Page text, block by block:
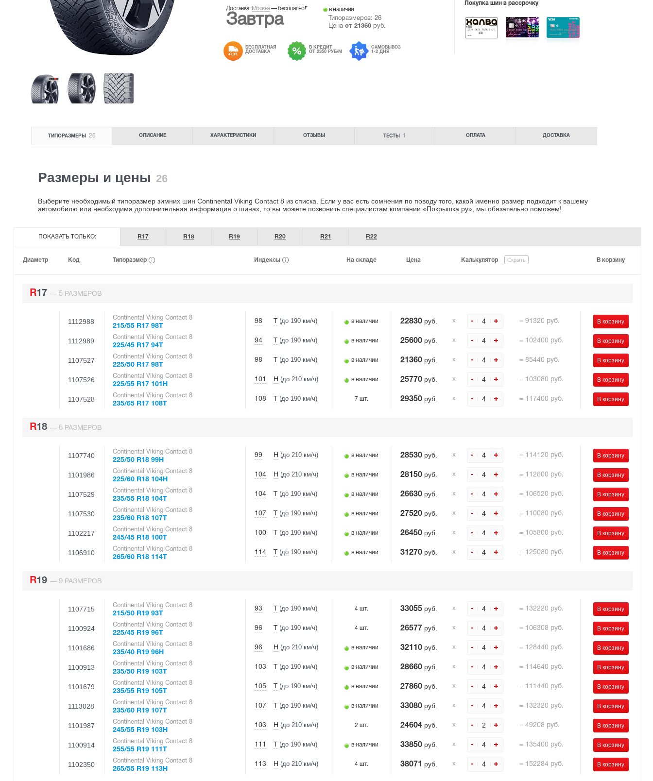
Доставка: Москва—бесплатно!*
Завтра
в наличии
Типоразмеров: 26
Цена от 21360руб.
4 ШТ.
БЕСПЛАТНАЯ
ДОСТАВКА
В КРЕДИТ
ОТ 2350 РУБ/М
САМОВЫВОЗ
1-2 ДНЯ
Покупка шин в рассрочку
ТИПОРАЗМЕРЫ 26 ОПИСАНИЕ ХАРАКТЕРИСТИКИ ОТЗЫВЫ ТЕСТЫ 1 ОПЛАТА ДОСТАВКА
Размеры и цены 26
Выберите необходимый типоразмер зимних шин Continental Viking Contact 8 из списка. Если у вас есть сомнения по поводу того, какой именно размер подходит к вашему
автомобилю или необходима дополнительная информация о шинах , то вы можете позвонить специалистам компании «Покрышка.ру» , мы обязательно поможем!
ПОКАЗАТЬ ТОЛЬКО: R17 R18 R19 R20 R21 R22
Диаметр Код Типоразмер Индексы На складе Цена Калькулятор Скрыть В корзину
R17 — 5 РАЗМЕРОВ
1112988 Continental Viking Contact 8
215/55 R17 98T
98 T (до 190 км/ч) в наличии 22830 руб. х 4 = 91320 руб.
1112989 Continental Viking Contact 8
225/45 R17 94T
94 T (до 190 км/ч) в наличии 25600 руб. х 4 = 102400 руб.
1107527 Continental Viking Contact 8
225/50 R17 98T
98 T (до 190 км/ч) в наличии 21360 руб. х 4 = 85440 руб.
1107526 Continental Viking Contact 8
225/55 R17 101H
101 H (до 210 км/ч) в наличии 25770 руб. х 4 = 103080 руб.
1107528 Continental Viking Contact 8
235/65 R17 108T
108 T (до 190 км/ч) 7 шт. 29350 руб. х 4 = 117400 руб.
R18 — 6 РАЗМЕРОВ
1107740 Continental Viking Contact 8
225/50 R18 99H
99 H (до 210 км/ч) в наличии 28530 руб. х 4 = 114120 руб.
1101986 Continental Viking Contact 8
225/60 R18 104H
104 H (до 210 км/ч) в наличии 28150 руб. х 4 = 112600 руб.
1107529 Continental Viking Contact 8
235/55 R18 104T
104 T (до 190 км/ч) в наличии 26630 руб. х 4 = 106520 руб.
1107530 Continental Viking Contact 8
235/60 R18 107T
107 T (до 190 км/ч) в наличии 27520 руб. х 4 = 110080 руб.
1102217 Continental Viking Contact 8
245/45 R18 100T
100 T (до 190 км/ч) в наличии 26450 руб. х 4 = 105800 руб.
1106910 Continental Viking Contact 8
265/60 R18 114T
114 T (до 190 км/ч) в наличии 31270 руб. х 4 = 125080 руб.
R19 — 9 РАЗМЕРОВ
1107715 Continental Viking Contact 8
215/50 R19 93T
93 T (до 190 км/ч) 4 шт. 33055 руб. х 4 = 132220 руб.
1100924 Continental Viking Contact 8
225/45 R19 96T
96 T (до 190 км/ч) 4 шт. 26577 руб. х 4 = 106308 руб.
1101686 Continental Viking Contact 8
235/40 R19 96H
96 H (до 210 км/ч) в наличии 32110 руб. х 4 = 128440 руб.
1100913 Continental Viking Contact 8
235/50 R19 103T
103 T (до 190 км/ч) в наличии 28660 руб. х 4 = 114640 руб.
1101679 Continental Viking Contact 8
235/55 R19 105T
105 T (до 190 км/ч) в наличии 27860 руб. х 4 = 111440 руб.
1113028 Continental Viking Contact 8
235/60 R19 107T
107 T (до 190 км/ч) в наличии 33080 руб. х 4 = 132320 руб.
1101987 Continental Viking Contact 8
245/55 R19 103H
103 H (до 210 км/ч) 2 шт. 24604 руб. х 2 = 49208 руб.
1100914 Continental Viking Contact 8
255/55 R19 111T
111 T (до 190 км/ч) в наличии 33850 руб. х 4 = 135400 руб.
1102350 Continental Viking Contact 8
265/55 R19 113H
113 H (до 210 км/ч) 4 шт. 38071 руб. х 4 = 152284 руб.